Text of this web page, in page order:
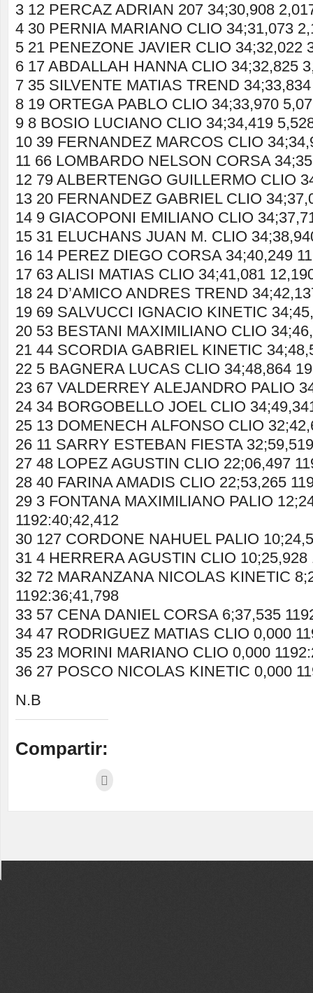
3 12 PERCAZ ADRIAN 207 34;30,908
4 30 PERNIA MARIANO CLIO 34;31,073
5 21 PENEZONE JAVIER CLIO 34;32,022
6 17 ABDALLAH HANNA CLIO 34;32,825
7 35 SILVENTE MATIAS TREND
8 19 ORTEGA PABLO CLIO 34;33,970
9 8 BOSIO LUCIANO CLIO 34;34,419
10 39 FERNANDEZ MARCOS CLIO
11 66 LOMBARDO NELSON CORSA
12 79 ALBERTENGO GUILLERMO CLIO
13 20 FERNANDEZ GABRIEL CLIO
14 9 GIACOPONI EMILIANO CLIO
15 31 ELUCHANS JUAN M. CLIO
16 14 PEREZ DIEGO CORSA 34;40,249
17 63 ALISI MATIAS CLIO 34;41,081
18 24 D’AMICO ANDRES TREND
19 69 SALVUCCI IGNACIO KINETIC
20 53 BESTANI MAXIMILIANO CLIO
21 44 SCORDIA GABRIEL KINETIC
22 5 BAGNERA LUCAS CLIO 34;48,864
23 67 VALDERREY ALEJANDRO PALIO
24 34 BORGOBELLO JOEL CLIO
25 13 DOMENECH ALFONSO CLIO
26 11 SARRY ESTEBAN FIESTA
27 48 LOPEZ AGUSTIN CLIO 22;06,497
28 40 FARINA AMADIS CLIO 22;53,265
29 3 FONTANA MAXIMILIANO PALIO
1192:40;42,412
30 127 CORDONE NAHUEL PALIO
31 4 HERRERA AGUSTIN CLIO 10;25,928
32 72 MARANZANA NICOLAS KINETIC
1192:36;41,798
33 57 CENA DANIEL CORSA 6;37,535
34 47 RODRIGUEZ MATIAS CLIO 0,000
35 23 MORINI MARIANO CLIO 0,000
36 27 POSCO NICOLAS KINETIC 0,000
N.B
Compartir: